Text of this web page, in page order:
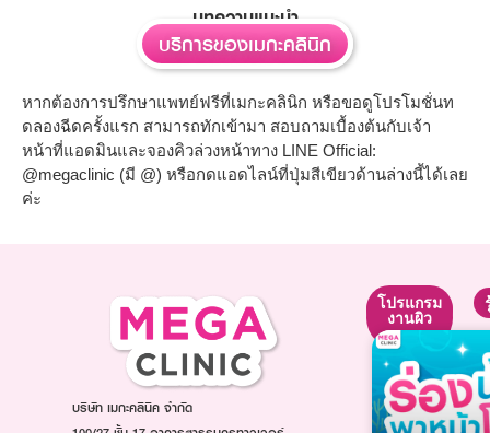
บทความแนะนำ
บริการของเมกะคลินิก
หากต้องการปรึกษาแพทย์ฟรีที่เมกะคลินิก หรือขอดูโปรโมชั่นท
ดลองฉีดครั้งแรก สามารถทักเข้ามา สอบถามเบื้องต้นกับเจ้า
หน้าที่แอดมินและจองคิวล่วงหน้าทาง LINE Official:
@megaclinic (มี @) หรือกดแอดไลน์ที่ปุ่มสีเขียวด้านล่างนี้ได้เลย
ค่ะ
บริษัท เมกะคลินิค จำกัด
โปรแกรม
ปรับรูป
หน้า
โปรแกรม
ฉีดโบท็
อก
โปร
โปรแกรม
ยกกระชับ
โปรแกรม
Ultraformer
โปรแกรม
Oligio
โปรแกรม
งานผิว
โปรแกรม
ฉีดหน้า
ใส
โปรแกรม